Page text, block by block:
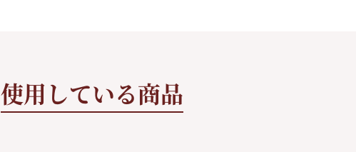
使用している商品